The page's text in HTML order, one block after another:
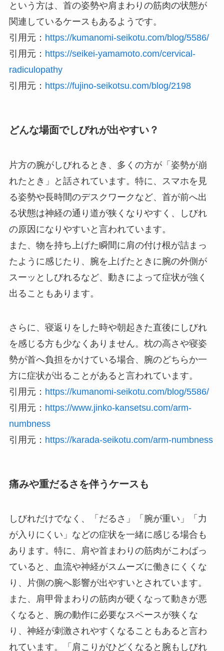
という方は、首の姿勢や肩まわりの筋肉の状態が
関連しているケースもあるようです。
引用元： https://kumanomi-seikotu.com/blog/5586/
引用元： https://seikei-yamamoto.com/cervical-
radiculopathy
引用元： https://fujino-seikotsu.com/blog/2198
どんな場面でしびれが出やすい？
片方の腕がしびれるとき、多くの方が「姿勢が崩
れたとき」と話されています。特に、スマホを見
る姿勢や長時間のデスクワークなど、首が前へ出
る状態は神経の通り道が狭くなりやすく、しびれ
の原因になりやすいと言われています。
また、物を持ち上げた瞬間に肩の付け根が詰まっ
たように感じたり、腕を上げたときに腕の外側が
スーッとしびれるなど、動きによって症状が強く
出ることもあります。
さらに、寝返りをした時や朝起きた直後にしびれ
を感じる方も少なくありません。枕の高さや寝姿
勢が首へ負担をかけている場合、腕のどちらか一
方に症状が出ることがあると言われています。
引用元： https://kumanomi-seikotu.com/blog/5586/
引用元： https://www.jinko-kansetsu.com/arm-
numbness
引用元： https://karada-seikotu.com/arm-numbness
痛みや重だるさを伴うケースも
しびれだけでなく、「だるさ」「腕が重い」「力
が入りにくい」などの症状を一緒に感じる場合も
あります。特に、肩や首まわりの筋肉がこわばっ
ていると、血流や神経がスムーズに働きにくくな
り、片側の腕へ影響が出やすいとされています。
また、肩甲骨まわりの筋肉が硬くなって動きが悪
くなると、腕の動作に必要なスペースが狭くな
り、神経が刺激されやすくなることもあると言わ
れています。「肩こりがひどくなると腕もしびれ